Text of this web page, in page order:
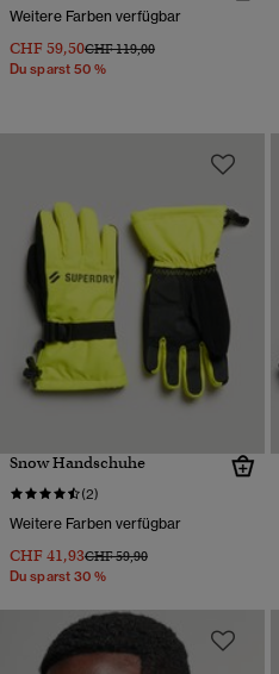
Weitere Farben verfügbar
CHF 59,50Preis wurde reduziert von
CHF 119,00bis
Du sparst 50 %
Snow Handschuhe
(2)
Weitere Farben verfügbar
CHF 41,93Preis wurde reduziert von
CHF 59,90bis
Du sparst 30 %